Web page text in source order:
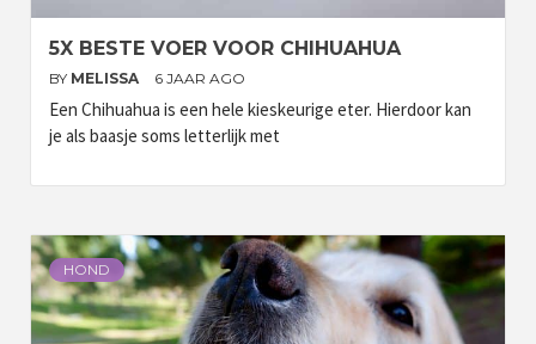
5X BESTE VOER VOOR CHIHUAHUA
BY MELISSA 6 JAAR AGO
Een Chihuahua is een hele kieskeurige eter. Hierdoor kan
je als baasje soms letterlijk met
HOND